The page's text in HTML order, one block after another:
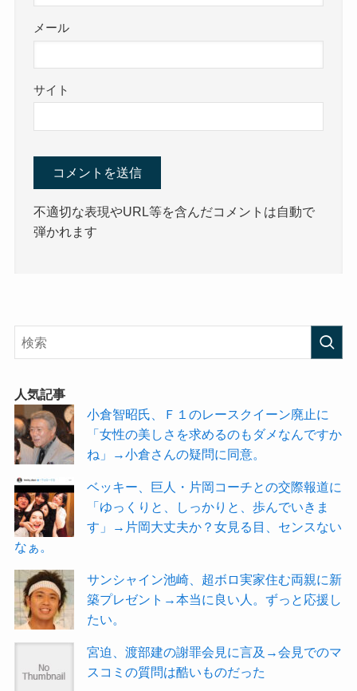
メール
サイト
不適切な表現やURL等を含んだコメントは自動で
弾かれます
人気記事
小倉智昭氏、Ｆ１のレースクイーン廃止に
「女性の美しさを求めるのもダメなんですか
ね」→小倉さんの疑問に同意。
ベッキー、巨人・片岡コーチとの交際報道に
「ゆっくりと、しっかりと、歩んでいきま
す」→片岡大丈夫か？女見る目、センスない
なぁ。
サンシャイン池崎、超ボロ実家住む両親に新
築プレゼント→本当に良い人。ずっと応援し
たい。
宮迫、渡部建の謝罪会見に言及→会見でのマ
スコミの質問は酷いものだった